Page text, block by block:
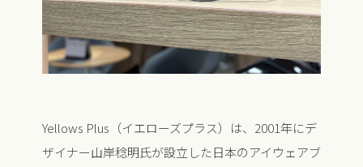
Yellows Plus（イエローズプラス）は、2001年にデ
ザイナー山岸稔明氏が設立した日本のアイウェアブ